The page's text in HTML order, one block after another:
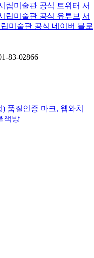
립미술관 공식 트위터 서
립미술관 공식 유튜브 서
미술관 공식 네이버 블로
83-02866
품질인증 마크, 웹와치
책방